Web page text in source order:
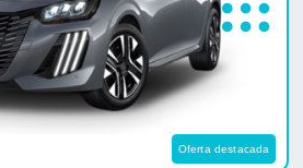
Oferta destacada